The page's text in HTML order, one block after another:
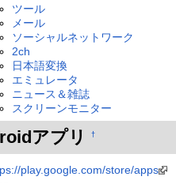
ツール
メール
ソーシャルネットワーク
2ch
日本語変換
エミュレータ
ニュース＆雑誌
スクリーンモニター
アプリ†
play.google.com/store/apps